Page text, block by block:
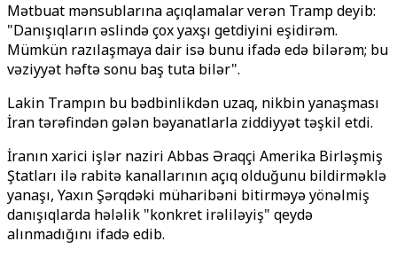
Mətbuat mənsublarına açıqlamalar verən Tramp deyib:
"Danışıqların əslində çox yaxşı getdiyini eşidirəm.
Mümkün razılaşmaya dair isə bunu ifadə edə bilərəm; bu
vəziyyət həftə sonu baş tuta bilər".
Lakin Trampın bu bədbinlikdən uzaq, nikbin yanaşması
İran tərəfindən gələn bəyanatlarla ziddiyyət təşkil etdi.
İranın xarici işlər naziri Abbas Əraqçi Amerika Birləşmiş
Ştatları ilə rabitə kanallarının açıq olduğunu bildirməklə
yanaşı, Yaxın Şərqdəki müharibəni bitirməyə yönəlmiş
danışıqlarda hələlik "konkret irəliləyiş" qeydə
alınmadığını ifadə edib.